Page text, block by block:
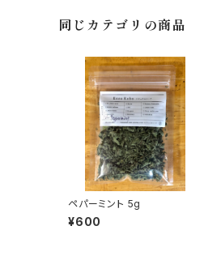
同じカテゴリの商品
ペパーミント 5g
¥600